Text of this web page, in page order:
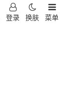
菜单
换肤
登录